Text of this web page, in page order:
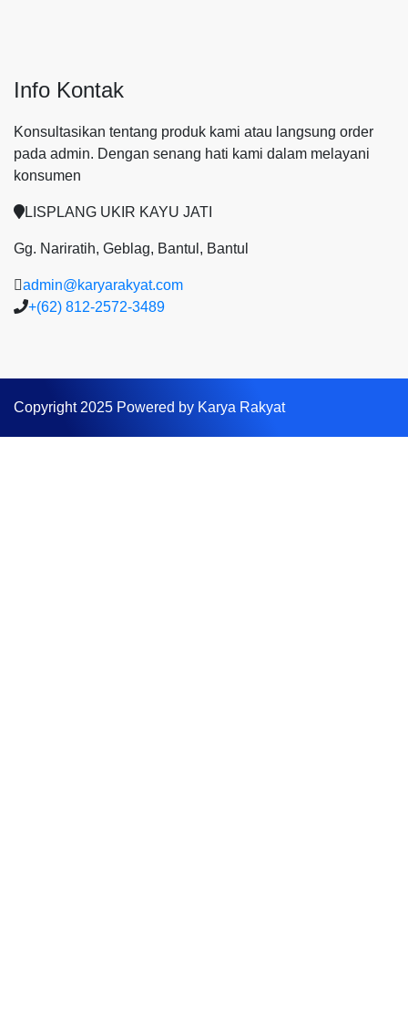
Info Kontak
Konsultasikan tentang produk kami atau langsung order
pada admin. Dengan senang hati kami dalam melayani
konsumen
LISPLANG UKIR KAYU JATI
Gg. Nariratih, Geblag, Bantul, Bantul
admin@karyarakyat.com
+(62) 812-2572-3489
Copyright 2025 Powered by Karya Rakyat